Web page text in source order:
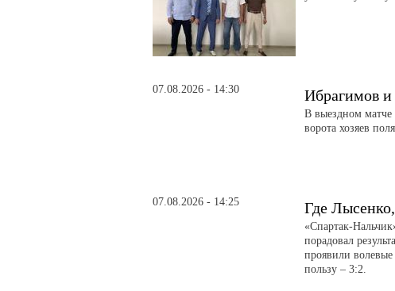
07.08.2026 - 14:30 Ибрагимов и
В выездном матче
ворота хозяев
07.08.2026 - 14:25 Где
«Спартак-
порадовал
проявили
пользу – 3:2.